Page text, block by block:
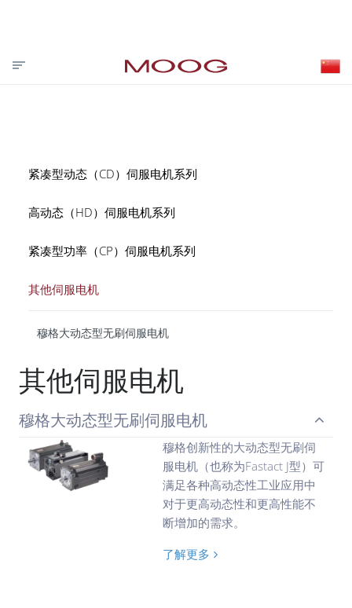
投资者关系 合作伙伴登录 VISIT MOOG.COM
MOOG.COM.CN
紧凑型动态（CD）伺服电机系列
高动态（HD）伺服电机系列
紧凑型功率（CP）伺服电机系列
其他伺服电机
穆格大动态型无刷伺服电机
其他伺服电机
穆格大动态型无刷伺服电机
穆格创新性的大动态型无刷伺
服电机（也称为Fastact J型）可
满足各种高动态性工业应用中
对于更高动态性和更高性能不
断增加的需求。
了解更多